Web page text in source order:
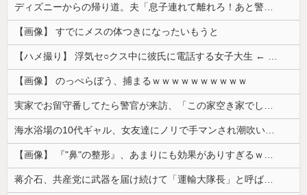
ディズニーからの帰り道。夫「息子連れて離れろ！あと警察に通報！」私「助けて！」駅員「どうしました！？」→トンデモナイことに…
【画像】 すでにメスの体つきになったいもうと
【ハメ撮り】 浮気セ○クス中に彼氏に電話する女子大生 ← これを現実にやる子が現れる…
【画像】 のっぺらぼう、捕まるｗｗｗｗｗｗｗｗｗｗ
実家でお留守番してたら警官が来訪、「この家空き家でしたよね？」と問いかけてくるが実際は30年ほど住んでおり……
海水浴場の10代ギャル、女友達にノリで手マンされ潮吹いてガチイキしてしまうｗｗｗ
【画像】 『"鼻"の整形』、あまりにも効果がありすぎるｗｗｗｗｗｗｗｗｗｗｗ
蒋介石、共産党に武器を届け続けて「運輸大隊長」と呼ばれる